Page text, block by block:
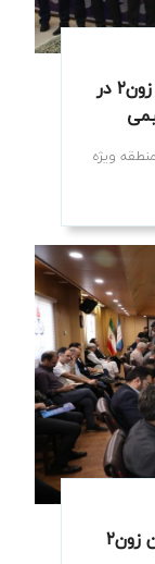
اختتامیه رویداد فناورانه پتروفن زون۲ در
فناورانه پتروفن زون۲ در منطقه ویژه
زون۲